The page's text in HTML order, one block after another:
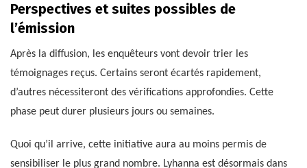
Perspectives et suites possibles de
l’émission
Après la diffusion, les enquêteurs vont devoir trier les
témoignages reçus. Certains seront écartés rapidement,
d’autres nécessiteront des vérifications approfondies. Cette
phase peut durer plusieurs jours ou semaines.
Quoi qu’il arrive, cette initiative aura au moins permis de
sensibiliser le plus grand nombre. Lyhanna est désormais dans